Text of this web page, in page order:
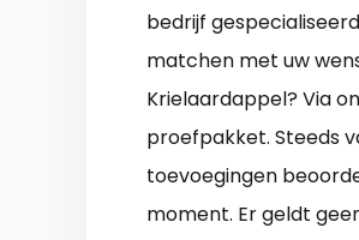
bedrijf
matchen met uw
Krielaardappel? Via
proefpakket. Steeds
toevoegingen
moment. Er geldt